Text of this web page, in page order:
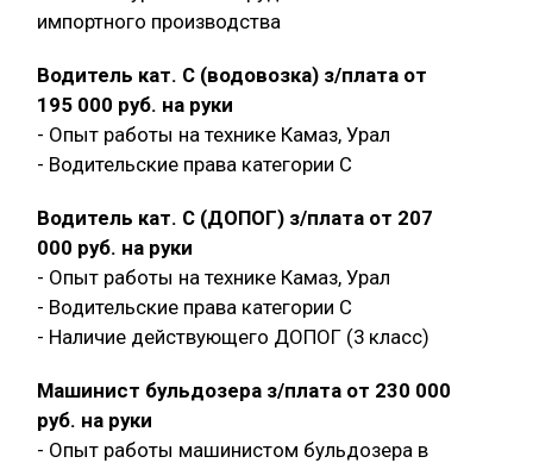
импортного производства
Водитель кат. С (водовозка) з/плата от
195 000 руб. на руки
- Опыт работы на технике Камаз, Урал
- Водительские права категории C
Водитель кат. С (ДОПОГ) з/плата от 207
000 руб. на руки
- Опыт работы на технике Камаз, Урал
- Водительские права категории C
- Наличие действующего ДОПОГ (3 класс)
Машинист бульдозера з/плата от 230 000
руб. на руки
- Опыт работы машинистом бульдозера в